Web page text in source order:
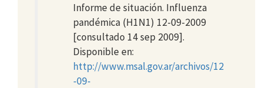
Informe de situación. Influenza
pandémica (H1N1) 12-09-2009
[consultado 14 sep 2009].
Disponible en:
http://www.msal.gov.ar/archivos/12
-09-